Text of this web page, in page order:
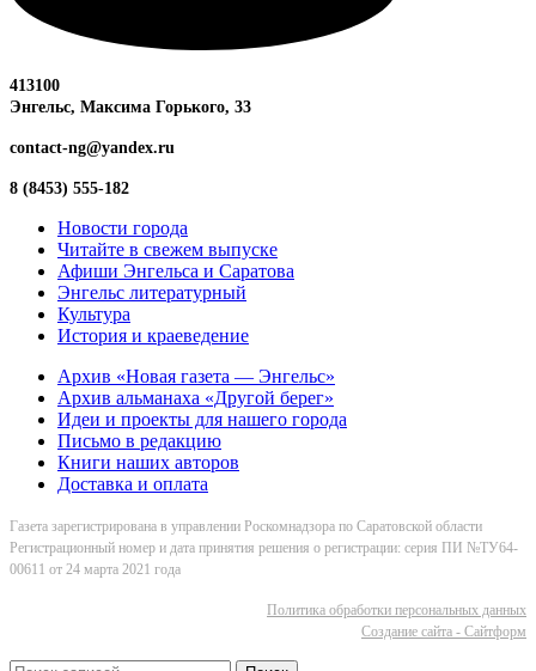
413100
Энгельс, Максима Горького, 33
contact-ng@yandex.ru
8 (8453) 555-182
Новости города
Читайте в свежем выпуске
Афиши Энгельса и Саратова
Энгельс литературный
Культура
История и краеведение
Архив «Новая газета — Энгельс»
Архив альманаха «Другой берег»
Идеи и проекты для нашего города
Письмо в редакцию
Книги наших авторов
Доставка и оплата
Газета зарегистрирована в управлении Роскомнадзора по Саратовской области
Регистрационный номер и дата принятия решения о регистрации: серия ПИ №ТУ64-
00611 от 24 марта 2021 года
Политика обработки персональных данных
Cоздание сайта - Сайтформ